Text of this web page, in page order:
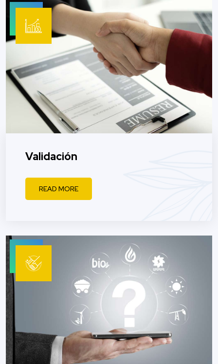
Validación
READ MORE